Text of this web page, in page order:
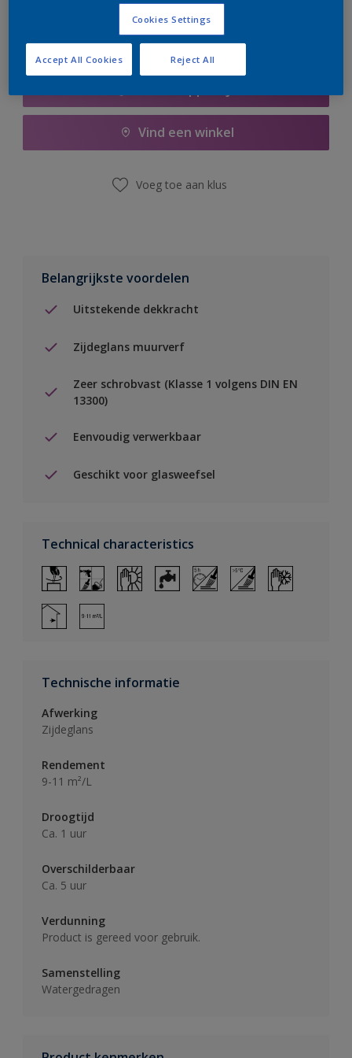
Vind een winkel
Voeg toe aan klus
Belangrijkste voordelen
Uitstekende dekkracht
Zijdeglans muurverf
Zeer schrobvast (Klasse 1 volgens DIN EN
13300)
Eenvoudig verwerkbaar
Geschikt voor glasweefsel
Technical characteristics
Technische informatie
Afwerking
Zijdeglans
Rendement
9-11 m²/L
Droogtijd
Ca. 1 uur
Overschilderbaar
Ca. 5 uur
Verdunning
Product is gereed voor gebruik.
Samenstelling
Watergedragen
Cookies Settings
Reject All
Accept All Cookies